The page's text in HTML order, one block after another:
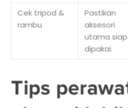
Cek tripod &
rambu
Pastikan
aksesori
utama siap
dipakai.
Tips